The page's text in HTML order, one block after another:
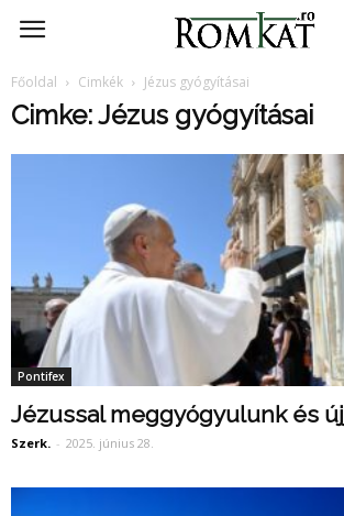
RomKat.ro
Főoldal Cimkék Jézus gyógyításai
Cimke: Jézus gyógyításai
Pontifex
Jézussal meggyógyulunk és
Szerk. - 2025. június 28.